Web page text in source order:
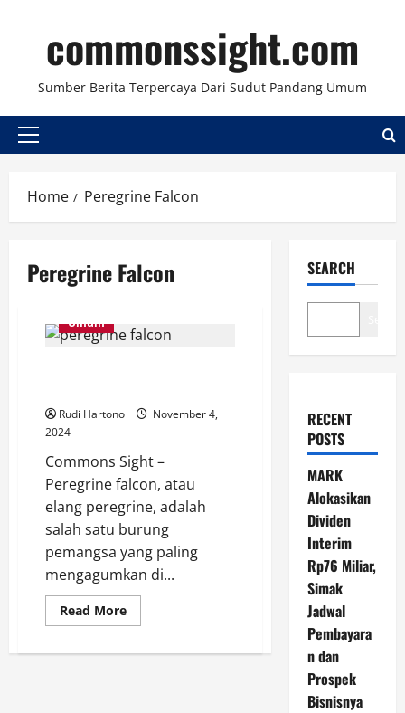
contentcommonssight.com
Sumber Berita Terpercaya Dari Sudut Pandang Umum
Primary
Home Peregrine Falcon
Peregrine Falcon
Umum
Rudi Hartono
November 4,
2024
Commons Sight –
Peregrine falcon, atau
elang peregrine, adalah
salah satu burung
pemangsa yang paling
mengagumkan di...
Read MoreRead
more
Falcon:
SEARCH
RECENT
POSTS
MARK
Alokasikan
Dividen
Interim
Rp76 Miliar,
Simak
Jadwal
Pembayara
n dan
Prospek
Bisnisnya